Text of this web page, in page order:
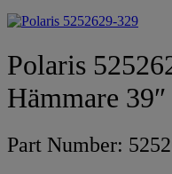
Polaris
Hämmare
Part Number: